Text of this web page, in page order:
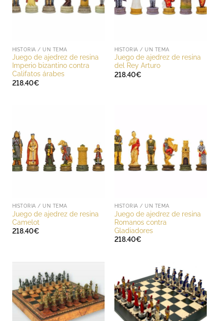
HISTORIA / UN TEMA
Juego de ajedrez de resina
Imperio bizantino contra
Califatos árabes
218.40€
HISTORIA / UN TEMA
Juego de ajedrez de resina
del Rey Arturo
218.40€
HISTORIA / UN TEMA
Juego de ajedrez de resina
Camelot
218.40€
HISTORIA / UN TEMA
Juego de ajedrez de resina
Romanos contra
Gladiadores
218.40€